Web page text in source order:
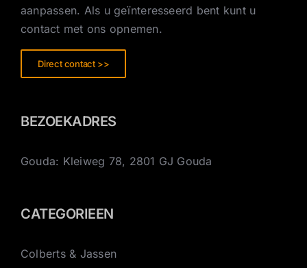
aanpassen. Als u geïnteresseerd bent kunt u
contact met ons opnemen.
Direct contact >>
BEZOEKADRES
Gouda: Kleiweg 78, 2801 GJ Gouda
CATEGORIEEN
Colberts & Jassen